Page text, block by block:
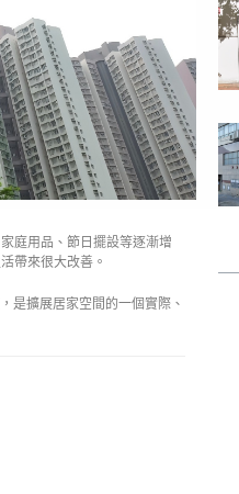
庭用品、節日擺設等逐漸增
帶來很大改善。
是擴展居家空間的一個實際、